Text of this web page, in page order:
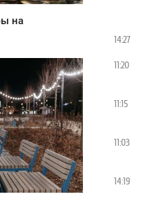
на
14:27
11:20
11:15
11:03
14:19